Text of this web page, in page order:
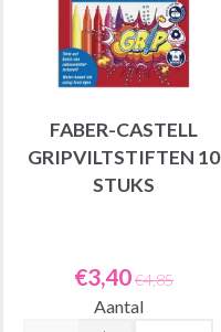
FABER-CASTELL
GRIPVILTSTIFTEN 10
STUKS
€3,40€4,85
Aantal